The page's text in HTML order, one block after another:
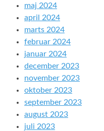
maj 2024
april 2024
marts 2024
februar 2024
januar 2024
december 2023
november 2023
oktober 2023
september 2023
august 2023
juli 2023